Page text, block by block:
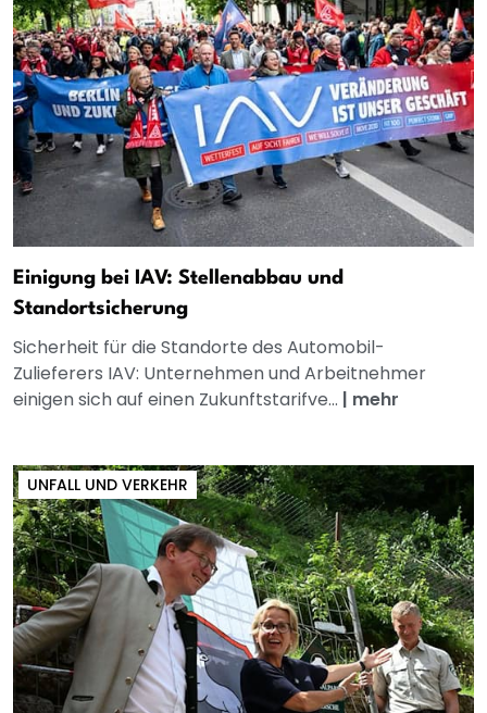
Einigung bei IAV: Stellenabbau und
Standortsicherung
Sicherheit für die Standorte des Automobil-
Zulieferers IAV: Unternehmen und Arbeitnehmer
einigen sich auf einen Zukunftstarifve... | mehr
UNFALL UND VERKEHR